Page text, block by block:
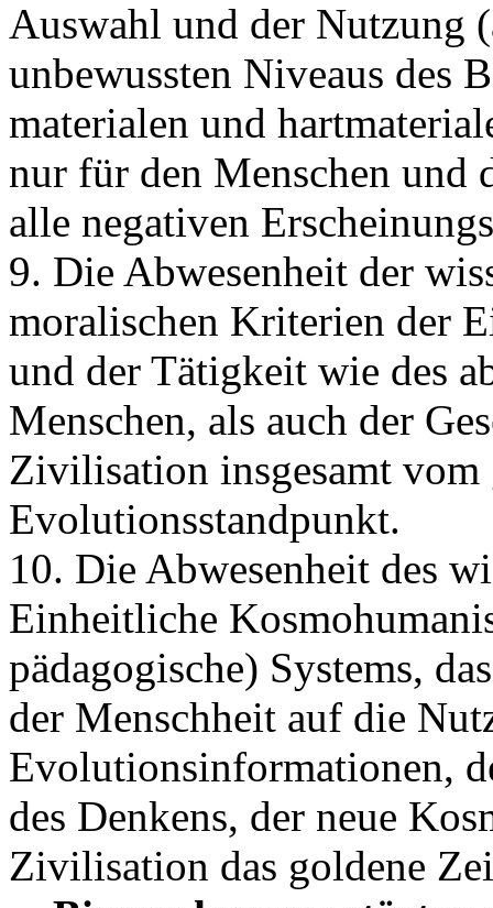
Auswahl und der Nutzung
unbewussten Niveaus des
materialen und
nur für den Menschen und
alle negativen
9. Die Abwesenheit der
moralischen Kriterien der
und der Tätigkeit wie des
Menschen, als auch der
Zivilisation insgesamt
Evolutionsstandpunkt.
10. Die Abwesenheit des
Einheitliche
pädagogische) Systems,
der Menschheit auf die
Evolutionsinformationen,
des Denkens, der neue
Zivilisation das goldene